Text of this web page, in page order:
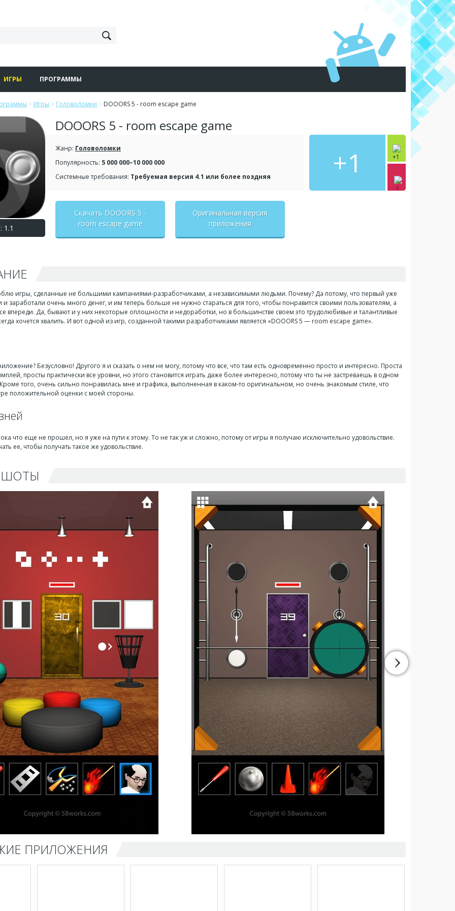
ИГРЫ ПРОГРАММЫ
> Игры > Головоломки > DOOORS 5 - room escape game
1.1
DOOORS 5 - room escape game
+1
Жанр: Головоломки
Популярность: 5 000 000–10 000 000
Системные требования: Требуемая версия 4.1 или более поздняя
Скачать DOOORS 5 -
room escape game
Оригинальная версия
приложения
игры, сделанные не большими кампаниями-разработчиками, а независимыми людьми. Почему? Да потому, что первый уже
и заработали очень много денег, и им теперь больше не нужно стараться для того, чтобы понравится своими пользователям, а
впереди. Да, бывают и у них некоторые оплошности и недоработки, но в большинстве своем это трудолюбивые и талантливые
хочется хвалить. И вот одной из игр, созданной такими разработчиками является «DOOORS 5 — room escape game».
Безусловно! Другого я и сказать о нем не могу, потому что все, что там есть одновременно просто и интересно. Проста
просты практически все уровни, но этого становится играть даже более интересно, потому что ты не застреваешь в одном
того, очень сильно понравилась мне и графика, выполненная в каком-то оригинальном, но очень знакомым стиле, что
положительной оценки с моей стороны.
что еще не прошел, но я уже на пути к этому. То не так уж и сложно, потому от игры я получаю исключительно удовольствие.
ее, чтобы получать такое же удовольствие.
ПРИЛОЖЕНИЯ